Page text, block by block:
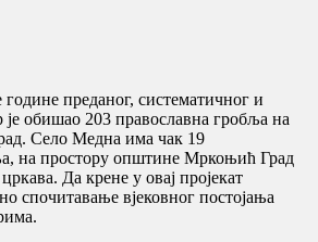
године преданог, систематичног и
је обишао 203 православна гробља на
Село Медна има чак 19
на простору општине Мркоњић Град
Да крене у овај пројекат
спочитавање вјековног постојања